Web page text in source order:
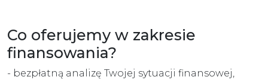
Co oferujemy w zakresie
finansowania?
- bezpłatną analizę Twojej sytuacji finansowej,